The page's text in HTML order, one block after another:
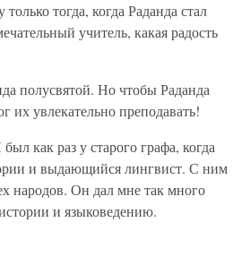
тогда, когда Раданда стал
учитель, какая радость
полусвятой. Но чтобы Раданда
их увлекательно преподавать!
как раз у старого графа, когда
и выдающийся лингвист. С ним
народов. Он дал мне так много
и языковедению.